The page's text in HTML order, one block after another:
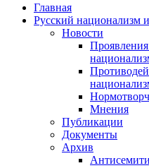
Главная
Русский национализм
Новости
Мнения
Публикации
Документы
Архив